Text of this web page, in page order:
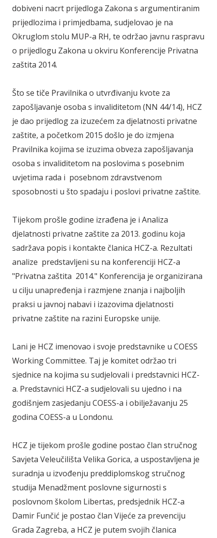
dobiveni nacrt prijedloga Zakona s argumentiranim
prijedlozima i primjedbama, sudjelovao je na
Okruglom stolu MUP-a RH, te održao javnu raspravu
o prijedlogu Zakona u okviru Konferencije Privatna
zaštita 2014.
Što se tiče Pravilnika o utvrđivanju kvote za
zapošljavanje osoba s invaliditetom (NN 44/14), HCZ
je dao prijedlog za izuzećem za djelatnosti privatne
zaštite, a početkom 2015 došlo je do izmjena
Pravilnika kojima se izuzima obveza zapošljavanja
osoba s invaliditetom na poslovima s posebnim
uvjetima rada i posebnom zdravstvenom
sposobnosti u što spadaju i poslovi privatne zaštite.
Tijekom prošle godine izrađena je i Analiza
djelatnosti privatne zaštite za 2013. godinu koja
sadržava popis i kontakte članica HCZ-a. Rezultati
analize predstavljeni su na konferenciji HCZ-a
"Privatna zaštita 2014." Konferencija je organizirana
u cilju unapređenja i razmjene znanja i najboljih
praksi u javnoj nabavi i izazovima djelatnosti
privatne zaštite na razini Europske unije.
Lani je HCZ imenovao i svoje predstavnike u COESS
Working Committee. Taj je komitet održao tri
sjednice na kojima su sudjelovali i predstavnici HCZ-
a. Predstavnici HCZ-a sudjelovali su ujedno i na
godišnjem zasjedanju COESS-a i obilježavanju 25
godina COESS-a u Londonu.
HCZ je tijekom prošle godine postao član stručnog
Savjeta Veleučilišta Velika Gorica, a uspostavljena je
suradnja u izvođenju preddiplomskog stručnog
studija Menadžment poslovne sigurnosti s
poslovnom školom Libertas, predsjednik HCZ-a
Damir Funčić je postao član Vijeće za prevenciju
Grada Zagreba, a HCZ je putem svojih članica